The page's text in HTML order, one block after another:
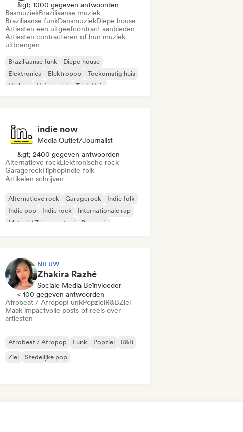
&gt; 1000 gegeven antwoorden
BasmuziekBraziliaanse muziek
Braziliaanse funkDansmuziekDiepe house
Artiesten een uitgeefcontract aanbieden
Artiesten contracteren of hun muziek
uitbrengen
Braziliaanse funk
Diepe house
Elektronica
Elektropop
Toekomstig huis
Hiphop
Huismuziek Tech Huis
indie now
Media Outlet/Journalist
&gt; 2400 gegeven antwoorden
Alternatieve rockElektronische rock
GaragerockHiphopIndie folk
Artikelen schrijven
Alternatieve rock Garagerock
Indie folk
Indie pop
Indie rock
Internationale rap
Metaal / Zwaar metaal
Poprock
NIEUW
Zhakira Razhé
Sociale Media Beïnvloeder
< 100 gegeven antwoorden
Afrobeat / AfropopFunkPopzielR&BZiel
Maak impactvolle posts of reels over
artiesten
Afrobeat / Afropop Funk Popziel
R&B
Ziel
Stedelijke pop